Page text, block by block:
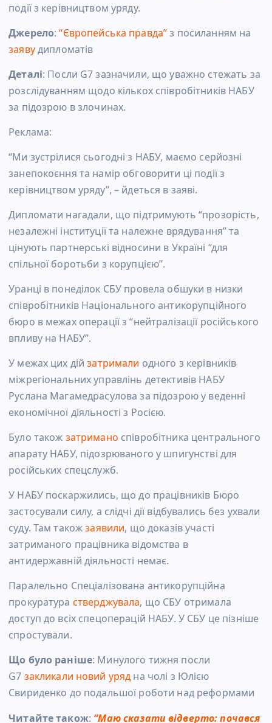
події з керівництвом уряду.
Джерело:“Європейська правда”з посиланням на
заявудипломатів
Деталі: Посли G7 зазначили, що уважно стежать за
розслідуванням щодо кількох співробітників НАБУ
за підозрою в злочинах.
Реклама:
“Ми зустрілися сьогодні з НАБУ, маємо серйозні
занепокоєння та намір обговорити ці події з
керівництвом уряду”, – йдеться в заяві.
Дипломати нагадали, що підтримують “прозорість,
незалежні інституції та належне врядування” та
цінують партнерські відносини в Україні “для
спільної боротьби з корупцією”.
Уранці в понеділок СБУ провела обшуки в низки
співробітників Національного антикорупційного
бюро в межах операції з “нейтралізації російського
впливу на НАБУ”.
У межах цих дійзатримали одного з керівників
міжрегіональних управлінь детективів НАБУ
Руслана Магамедрасулова за підозрою у веденні
економічної діяльності з Росією.
Було також затримано співробітника центрального
апарату НАБУ, підозрюваного у шпигунстві для
російських спецслужб.
У НАБУ поскаржились, що до працівників Бюро
застосували силу, а слідчі дії відбувались без ухвали
суду. Там такожзаявили, що доказів участі
затриманого працівника відомства в
антидержавній діяльності немає.
Паралельно Спеціалізована антикорупційна
прокуратура стверджувала, що СБУ отримала
доступ до всіх спецоперацій НАБУ. У СБУ це пізніше
спростували.
Що було раніше: Минулого тижня посли
G7 закликали новий уряд на чолі з Юлією
Свириденко до подальшої роботи над реформами
Читайте також: “Маю сказати відверто: почався